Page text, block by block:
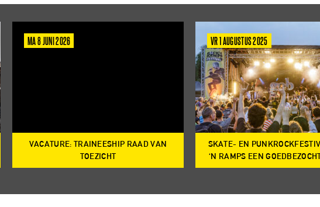
MA 8 JUNI 2026
VACATURE: TRAINEESHIP RAAD VAN
TOEZICHT
VR 1 AUGUSTUS 2025
SKATE- EN
‘N RAMPS EEN